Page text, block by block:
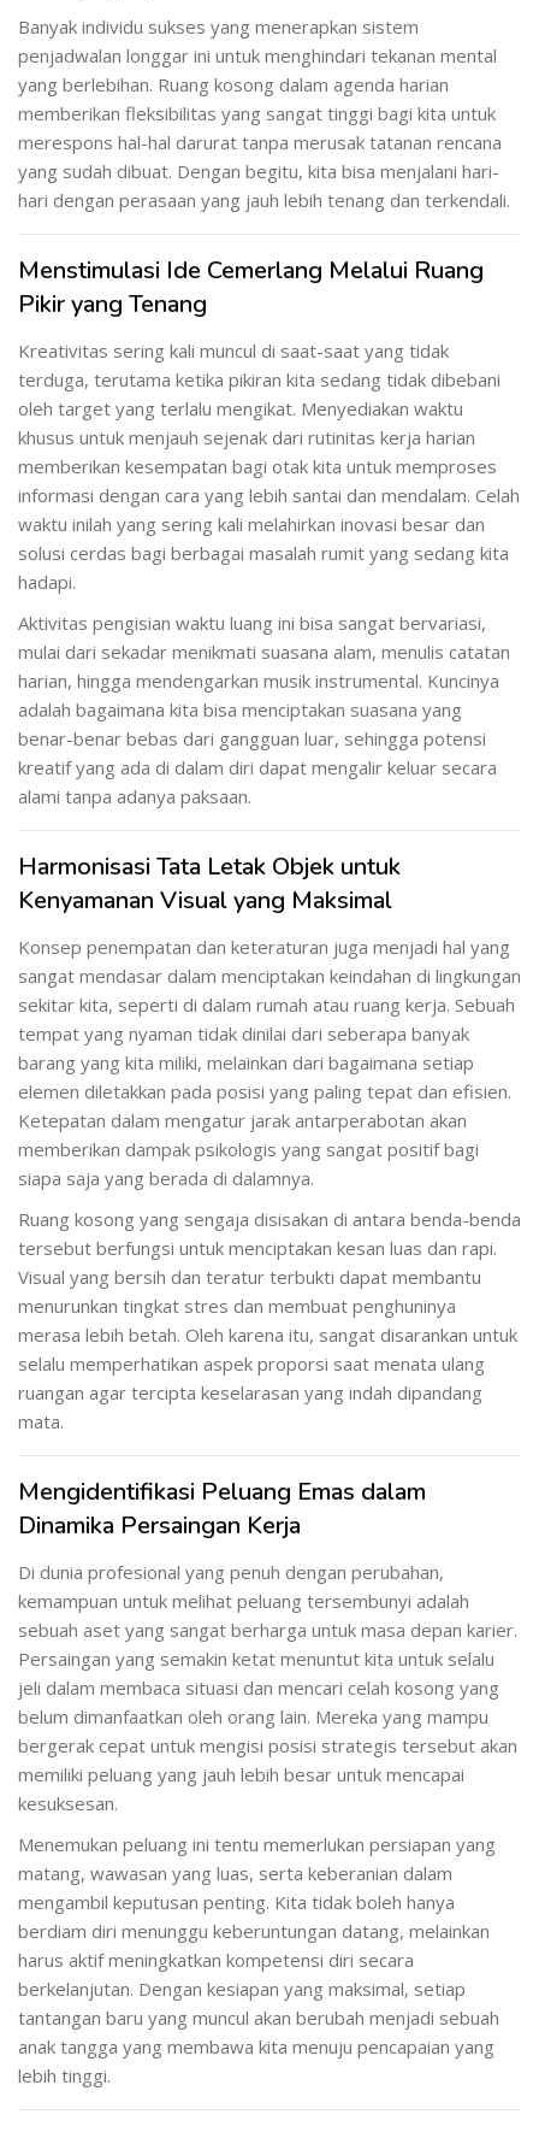
Banyak individu sukses yang menerapkan sistem
penjadwalan longgar ini untuk menghindari tekanan mental
yang berlebihan. Ruang kosong dalam agenda harian
memberikan fleksibilitas yang sangat tinggi bagi kita untuk
merespons hal-hal darurat tanpa merusak tatanan rencana
yang sudah dibuat. Dengan begitu, kita bisa menjalani hari-
hari dengan perasaan yang jauh lebih tenang dan terkendali.
Menstimulasi Ide Cemerlang Melalui Ruang
Pikir yang Tenang
Kreativitas sering kali muncul di saat-saat yang tidak
terduga, terutama ketika pikiran kita sedang tidak dibebani
oleh target yang terlalu mengikat. Menyediakan waktu
khusus untuk menjauh sejenak dari rutinitas kerja harian
memberikan kesempatan bagi otak kita untuk memproses
informasi dengan cara yang lebih santai dan mendalam. Celah
waktu inilah yang sering kali melahirkan inovasi besar dan
solusi cerdas bagi berbagai masalah rumit yang sedang kita
hadapi.
Aktivitas pengisian waktu luang ini bisa sangat bervariasi,
mulai dari sekadar menikmati suasana alam, menulis catatan
harian, hingga mendengarkan musik instrumental. Kuncinya
adalah bagaimana kita bisa menciptakan suasana yang
benar-benar bebas dari gangguan luar, sehingga potensi
kreatif yang ada di dalam diri dapat mengalir keluar secara
alami tanpa adanya paksaan.
Harmonisasi Tata Letak Objek untuk
Kenyamanan Visual yang Maksimal
Konsep penempatan dan keteraturan juga menjadi hal yang
sangat mendasar dalam menciptakan keindahan di lingkungan
sekitar kita, seperti di dalam rumah atau ruang kerja. Sebuah
tempat yang nyaman tidak dinilai dari seberapa banyak
barang yang kita miliki, melainkan dari bagaimana setiap
elemen diletakkan pada posisi yang paling tepat dan efisien.
Ketepatan dalam mengatur jarak antarperabotan akan
memberikan dampak psikologis yang sangat positif bagi
siapa saja yang berada di dalamnya.
Ruang kosong yang sengaja disisakan di antara benda-benda
tersebut berfungsi untuk menciptakan kesan luas dan rapi.
Visual yang bersih dan teratur terbukti dapat membantu
menurunkan tingkat stres dan membuat penghuninya
merasa lebih betah. Oleh karena itu, sangat disarankan untuk
selalu memperhatikan aspek proporsi saat menata ulang
ruangan agar tercipta keselarasan yang indah dipandang
mata.
Mengidentifikasi Peluang Emas dalam
Dinamika Persaingan Kerja
Di dunia profesional yang penuh dengan perubahan,
kemampuan untuk melihat peluang tersembunyi adalah
sebuah aset yang sangat berharga untuk masa depan karier.
Persaingan yang semakin ketat menuntut kita untuk selalu
jeli dalam membaca situasi dan mencari celah kosong yang
belum dimanfaatkan oleh orang lain. Mereka yang mampu
bergerak cepat untuk mengisi posisi strategis tersebut akan
memiliki peluang yang jauh lebih besar untuk mencapai
kesuksesan.
Menemukan peluang ini tentu memerlukan persiapan yang
matang, wawasan yang luas, serta keberanian dalam
mengambil keputusan penting. Kita tidak boleh hanya
berdiam diri menunggu keberuntungan datang, melainkan
harus aktif meningkatkan kompetensi diri secara
berkelanjutan. Dengan kesiapan yang maksimal, setiap
tantangan baru yang muncul akan berubah menjadi sebuah
anak tangga yang membawa kita menuju pencapaian yang
lebih tinggi.